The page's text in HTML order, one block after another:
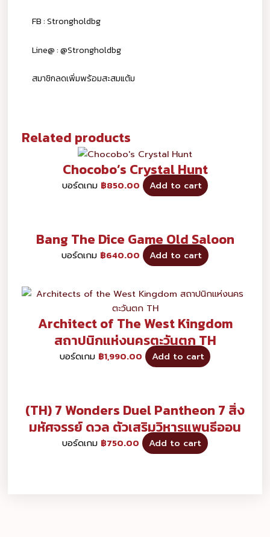
FB : Strongholdbg
Line@ : @Strongholdbg
สมาชิกลดเพิ่มพร้อมสะสมแต้ม
Related products
Chocobo’s Crystal Hunt
บอร์ดเกม ฿850.00 Add to cart
Bang The Dice Game Old Saloon
บอร์ดเกม ฿640.00 Add to cart
Architect of The West Kingdom
สถาปนิกแห่งนครตะวันตก TH
บอร์ดเกม ฿1,990.00 Add to cart
(TH) 7 Wonders Duel Pantheon 7 สิ่ง
มหัศจรรย์ ดวล ตัวเสริมวิหารแพนธีออน
บอร์ดเกม ฿750.00 Add to cart